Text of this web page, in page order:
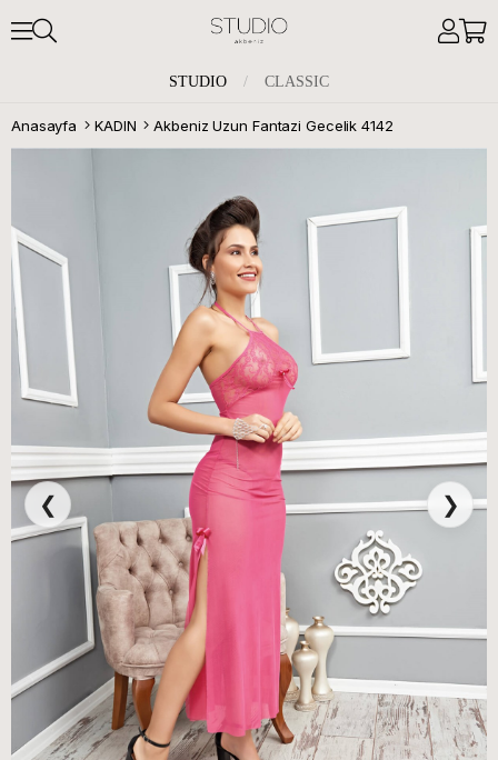
STUDIO / CLASSIC
Anasayfa KADIN Akbeniz Uzun Fantazi Gecelik 4142
❮ ❯